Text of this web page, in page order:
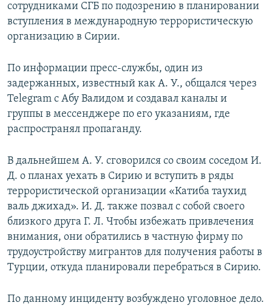
сотрудниками СГБ по подозрению в планировании
вступления в международную террористическую
организацию в Сирии.
По информации пресс-службы, один из
задержанных, известный как А. У., общался через
Telegram с Абу Валидом и создавал каналы и
группы в мессенджере по его указаниям, где
распространял пропаганду.
В дальнейшем А. У. сговорился со своим соседом И.
Д. о планах уехать в Сирию и вступить в ряды
террористической организации «Катиба таухид
валь джихад». И. Д. также позвал с собой своего
близкого друга Г. Л. Чтобы избежать привлечения
внимания, они обратились в частную фирму по
трудоустройству мигрантов для получения работы в
Турции, откуда планировали перебраться в Сирию.
По данному инциденту возбуждено уголовное дело.